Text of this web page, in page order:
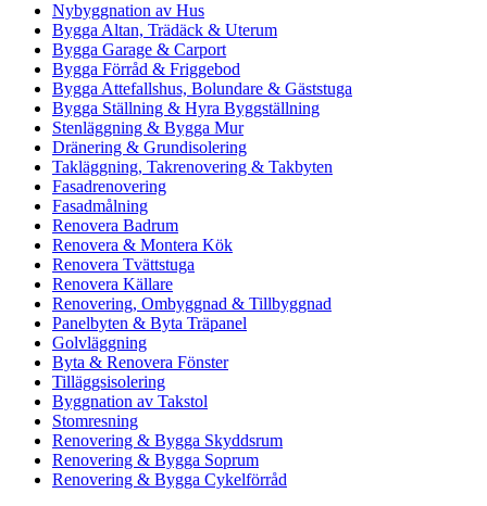
Nybyggnation av Hus
Bygga Altan, Trädäck & Uterum
Bygga Garage & Carport
Bygga Förråd & Friggebod
Bygga Attefallshus, Bolundare & Gäststuga
Bygga Ställning & Hyra Byggställning
Stenläggning & Bygga Mur
Dränering & Grundisolering
Takläggning, Takrenovering & Takbyten
Fasadrenovering
Fasadmålning
Renovera Badrum
Renovera & Montera Kök
Renovera Tvättstuga
Renovera Källare
Renovering, Ombyggnad & Tillbyggnad
Panelbyten & Byta Träpanel
Golvläggning
Byta & Renovera Fönster
Tilläggsisolering
Byggnation av Takstol
Stomresning
Renovering & Bygga Skyddsrum
Renovering & Bygga Soprum
Renovering & Bygga Cykelförråd